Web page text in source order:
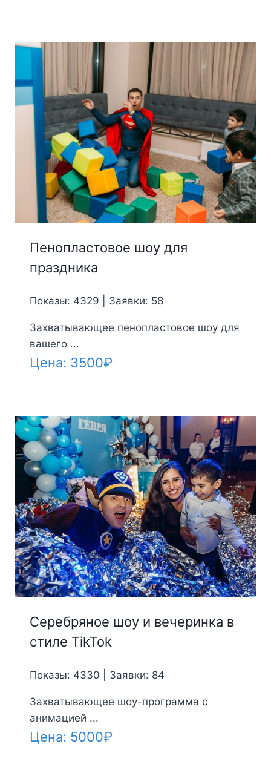
Пенопластовое шоу для
праздника
Показы: 4329 | Заявки: 58
Захватывающее пенопластовое шоу для
вашего ...
Цена: 3500₽
Серебряное шоу и вечеринка в
стиле TikTok
Показы: 4330 | Заявки: 84
Захватывающее шоу-программа с
анимацией ...
Цена: 5000₽